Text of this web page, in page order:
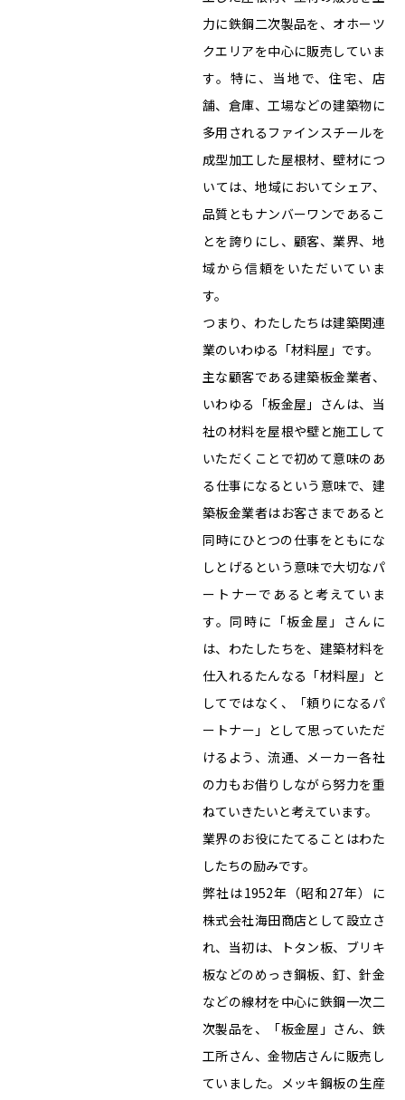
力に鉄鋼二次製品を、オホーツ
クエリアを中心に販売していま
す。特に、当地で、住宅、店
舗、倉庫、工場などの建築物に
多用されるファインスチールを
成型加工した屋根材、壁材につ
いては、地域においてシェア、
品質ともナンバーワンであるこ
とを誇りにし、顧客、業界、地
域から信頼をいただいていま
す。
つまり、わたしたちは建築関連
業のいわゆる「材料屋」です。
主な顧客である建築板金業者、
いわゆる「板金屋」さんは、当
社の材料を屋根や壁と施工して
いただくことで初めて意味のあ
る仕事になるという意味で、建
築板金業者はお客さまであると
同時にひとつの仕事をともにな
しとげるという意味で大切なパ
ートナーであると考えていま
す。同時に「板金屋」さんに
は、わたしたちを、建築材料を
仕入れるたんなる「材料屋」と
してではなく、「頼りになるパ
ートナー」として思っていただ
けるよう、流通、メーカー各社
の力もお借りしながら努力を重
ねていきたいと考えています。
業界のお役にたてることはわた
したちの励みです。
弊社は1952年（昭和27年）に
株式会社海田商店として設立さ
れ、当初は、トタン板、ブリキ
板などのめっき鋼板、釘、針金
などの線材を中心に鉄鋼一次二
次製品を、「板金屋」さん、鉄
工所さん、金物店さんに販売し
ていました。メッキ鋼板の生産